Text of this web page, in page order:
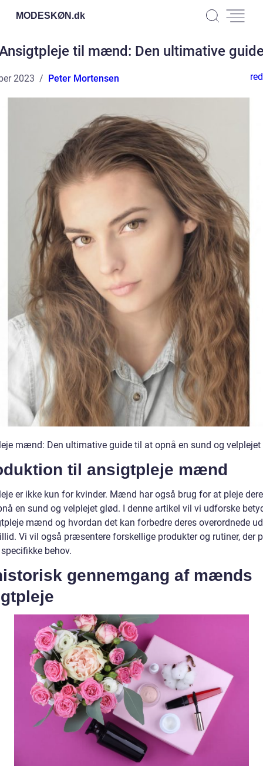
MODESKØN.dk
til mænd: Den ultimative
2023 Peter Mortensen
mænd: Den ultimative guide til at opnå en sund og velplejet
til ansigtpleje mænd
er ikke kun for kvinder. Mænd har også brug for at pleje
en sund og velplejet glød. I denne artikel vil vi udforske
mænd og hvordan det kan forbedre deres overordnede
Vi vil også præsentere forskellige produkter og rutiner, der
behov.
gennemgang af mænds